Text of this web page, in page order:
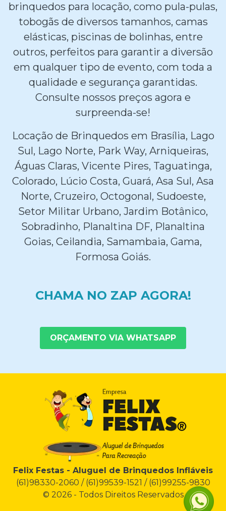
brinquedos para locação, como pula-pulas,
tobogãs de diversos tamanhos, camas
elásticas, piscinas de bolinhas, entre
outros, perfeitos para garantir a diversão
em qualquer tipo de evento, com toda a
qualidade e segurança garantidas.
Consulte nossos preços agora e
surpreenda-se!
Locação de Brinquedos em Brasília, Lago
Sul, Lago Norte, Park Way, Arniqueiras,
Águas Claras, Vicente Pires, Taguatinga,
Colorado, Lúcio Costa, Guará, Asa Sul, Asa
Norte, Cruzeiro, Octogonal, Sudoeste,
Setor Militar Urbano, Jardim Botânico,
Sobradinho, Planaltina DF, Planaltina
Goias, Ceilandia, Samambaia, Gama,
Formosa Goiás.
CHAMA NO ZAP AGORA!
ORÇAMENTO VIA WHATSAPP
Felix Festas - Aluguel de Brinquedos Infláveis
(61)98330-2060 / (61)99539-1521 / (61)99255-9830
© 2026 - Todos Direitos Reservados